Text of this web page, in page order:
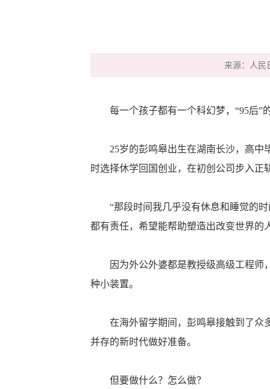
来源：人民
每一个孩子都有一个科幻梦，“95后”
25岁的彭鸣皋出生在湖南长沙，高中毕
时选择休学回国创业，在初创公司步入正
“那段时间我几乎没有休息和睡觉的时
都有责任，希望能帮助塑造出改变世界的
因为外公外婆都是教授级高级工程师，
种小装置。
在海外留学期间，彭鸣皋接触到了众多
并存的新时代做好准备。
但要做什么？怎么做？